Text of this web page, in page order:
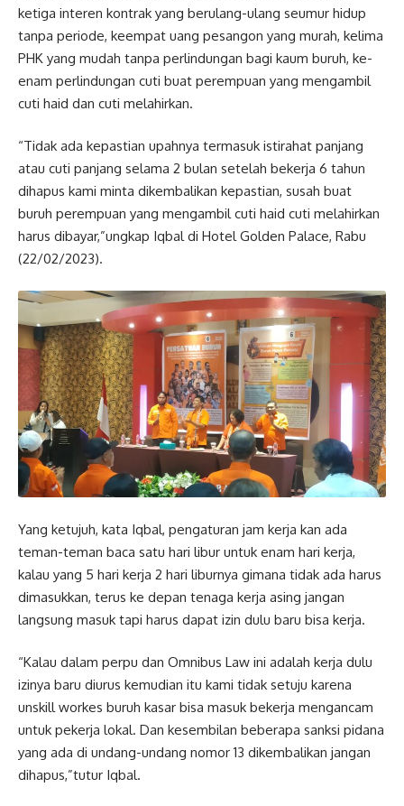
ketiga interen kontrak yang berulang-ulang seumur hidup
tanpa periode, keempat uang pesangon yang murah, kelima
PHK yang mudah tanpa perlindungan bagi kaum buruh, ke-
enam perlindungan cuti buat perempuan yang mengambil
cuti haid dan cuti melahirkan.
“Tidak ada kepastian upahnya termasuk istirahat panjang
atau cuti panjang selama 2 bulan setelah bekerja 6 tahun
dihapus kami minta dikembalikan kepastian, susah buat
buruh perempuan yang mengambil cuti haid cuti melahirkan
harus dibayar,”ungkap Iqbal di Hotel Golden Palace, Rabu
(22/02/2023).
Yang ketujuh, kata Iqbal, pengaturan jam kerja kan ada
teman-teman baca satu hari libur untuk enam hari kerja,
kalau yang 5 hari kerja 2 hari liburnya gimana tidak ada harus
dimasukkan, terus ke depan tenaga kerja asing jangan
langsung masuk tapi harus dapat izin dulu baru bisa kerja.
“Kalau dalam perpu dan Omnibus Law ini adalah kerja dulu
izinya baru diurus kemudian itu kami tidak setuju karena
unskill workes buruh kasar bisa masuk bekerja mengancam
untuk pekerja lokal. Dan kesembilan beberapa sanksi pidana
yang ada di undang-undang nomor 13 dikembalikan jangan
dihapus,”tutur Iqbal.